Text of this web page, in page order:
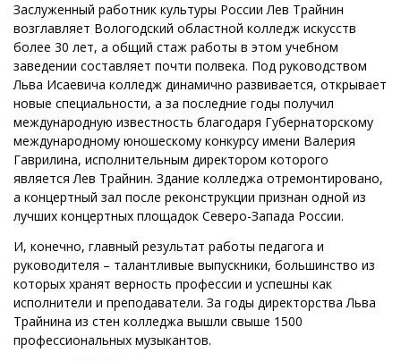
Заслуженный работник культуры России Лев Трайнин
возглавляет Вологодский областной колледж искусств
более 30 лет, а общий стаж работы в этом учебном
заведении составляет почти полвека. Под руководством
Льва Исаевича колледж динамично развивается, открывает
новые специальности, а за последние годы получил
международную известность благодаря Губернаторскому
международному юношескому конкурсу имени Валерия
Гаврилина, исполнительным директором которого
является Лев Трайнин. Здание колледжа отремонтировано,
а концертный зал после реконструкции признан одной из
лучших концертных площадок Северо-Запада России.
И, конечно, главный результат работы педагога и
руководителя – талантливые выпускники, большинство из
которых хранят верность профессии и успешны как
исполнители и преподаватели. За годы директорства Льва
Трайнина из стен колледжа вышли свыше 1500
профессиональных музыкантов.